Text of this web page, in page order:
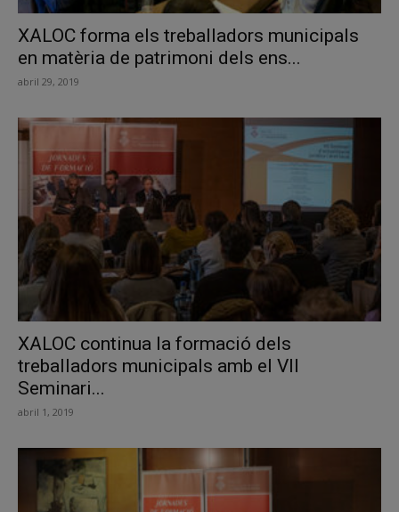
XALOC forma els treballadors municipals
en matèria de patrimoni dels ens...
abril 29, 2019
XALOC continua la formació dels
treballadors municipals amb el VII
Seminari...
abril 1, 2019